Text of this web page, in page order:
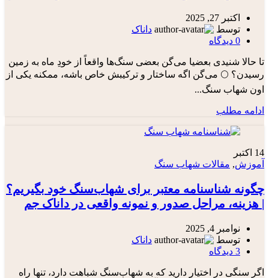
اکتبر 27, 2025
توسط
داناک
0 دیدگاه
تا حالا شنیدی بعضیا می‌گن بعضی سنگ‌ها واقعاً از خودِ ماه به زمین
رسیدن؟ 🌕 می‌گن اگه ساختار و ترکیبش خاص باشه، ممکنه یکی از
اون شهاب سنگ...
ادامه مطلب
14 اکتبر
آموزش, مقالات شهاب سنگ
چگونه شناسنامه معتبر برای شهاب‌سنگ خود بگیریم؟
| هزینه، مراحل صدور و نمونه واقعی در داناک جم
نوامبر 4, 2025
توسط
داناک
3 دیدگاه
اگر سنگی در اختیار دارید که به شهاب‌سنگ شباهت دارد، تنها راه